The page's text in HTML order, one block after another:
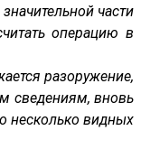
части
операцию в
разоружение,
сведениям, вновь
несколько видных